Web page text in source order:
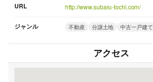
URL http://www.subaru-tochi.com/
ジャンル 不動産 分譲土地 中古一戸建て
アクセス